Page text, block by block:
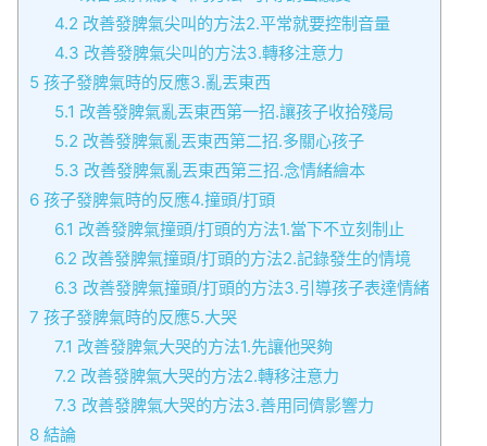
4.2 改善發脾氣尖叫的方法2.平常就要控制音量
4.3 改善發脾氣尖叫的方法3.轉移注意力
5 孩子發脾氣時的反應3.亂丟東西
5.1 改善發脾氣亂丟東西第一招.讓孩子收拾殘局
5.2 改善發脾氣亂丟東西第二招.多關心孩子
5.3 改善發脾氣亂丟東西第三招.念情緒繪本
6 孩子發脾氣時的反應4.撞頭/打頭
6.1 改善發脾氣撞頭/打頭的方法1.當下不立刻制止
6.2 改善發脾氣撞頭/打頭的方法2.記錄發生的情境
6.3 改善發脾氣撞頭/打頭的方法3.引導孩子表達情緒
7 孩子發脾氣時的反應5.大哭
7.1 改善發脾氣大哭的方法1.先讓他哭夠
7.2 改善發脾氣大哭的方法2.轉移注意力
7.3 改善發脾氣大哭的方法3.善用同儕影響力
8 結論